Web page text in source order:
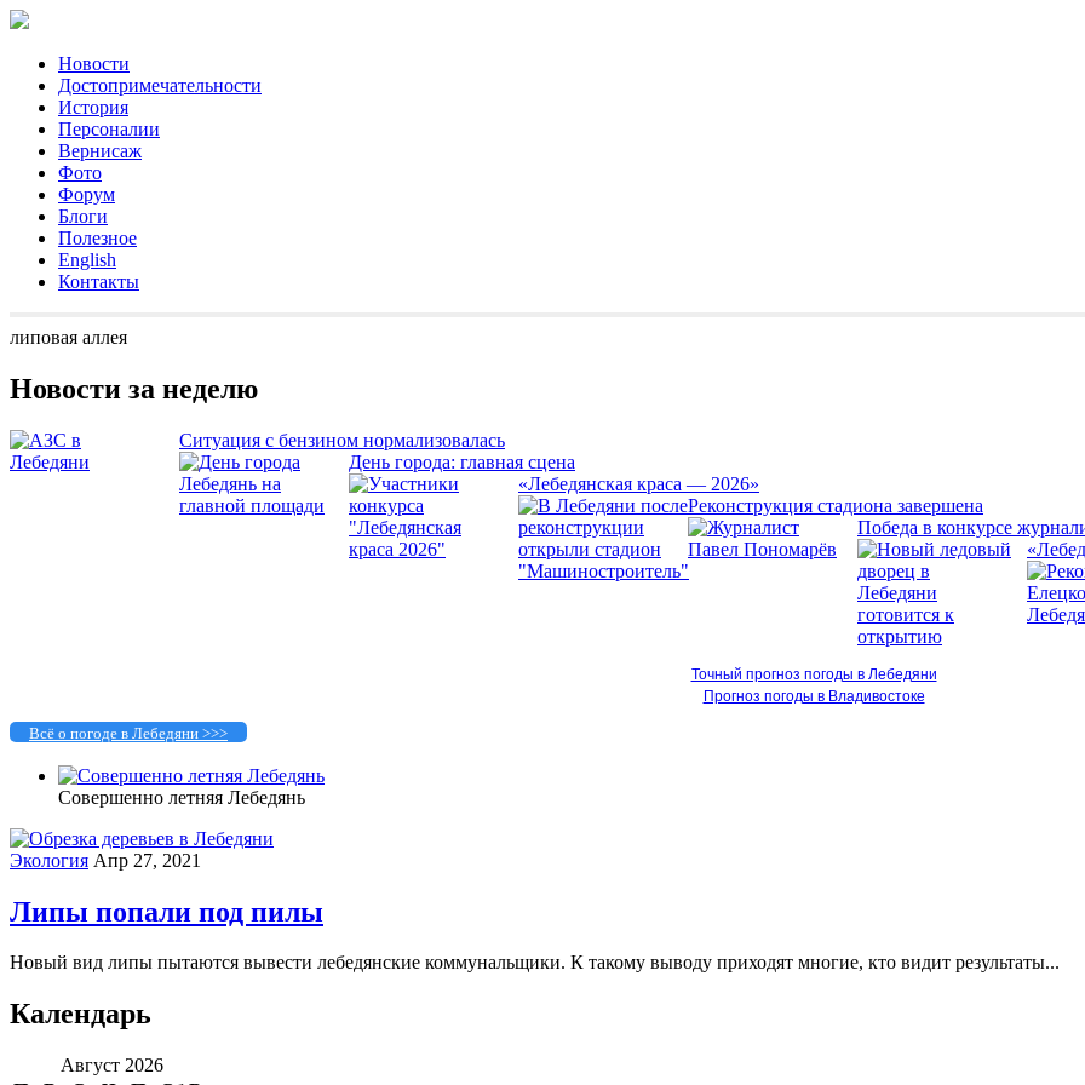
Новости
Достопримечательности
История
Персоналии
Вернисаж
Фото
Форум
Блоги
Полезное
English
Контакты
липовая аллея
Новости за неделю
Ситуация с бензином нормализовалась
День города: главная сцена
«Лебедянская краса — 2026»
Реконструкция стадиона завершена
Победа в конкурсе
Точный прогноз погоды в Лебедяни
Прогноз погоды в Владивостоке
Всё о погоде в Лебедяни >>>
Совершенно летняя Лебедянь
Экология Апр 27, 2021
Липы попали под пилы
Новый вид липы пытаются вывести лебедянские коммунальщики. К такому выводу приходят многие, кто видит результаты...
Календарь
Август 2026